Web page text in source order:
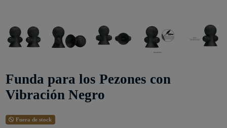
Funda para los Pezones con
Vibración Negro
Fuera de stock